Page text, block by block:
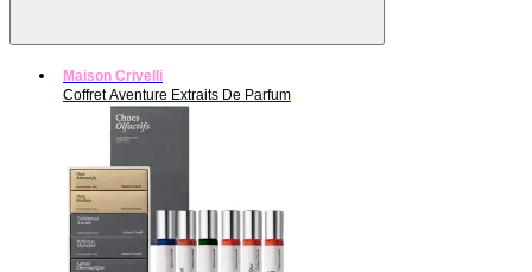
Maison Crivelli
Coffret Aventure Extraits De Parfum